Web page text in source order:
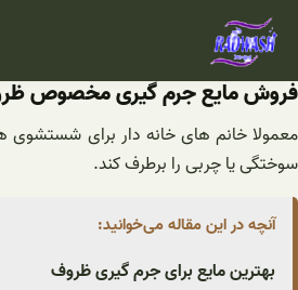
رفتن
فروش مایع جرم گیری مخصوص
معمولا خانم های خانه دار برای شستشوی
سوختگی یا چربی را برطرف کند.
آنچه در این مقاله می‌خوانید:
بهترین مایع برای جرم گیری ظروف